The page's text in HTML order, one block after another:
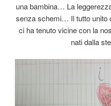
una bambina… La
senza schemi… Il tutto unito
ci ha tenuto vicine con la
nati dalla